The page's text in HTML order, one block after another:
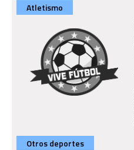
Atletismo
Otros deportes